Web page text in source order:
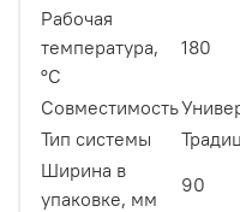
Рабочая
температура,
°C
180
Совместимость
Тип системы
Ширина в
упаковке, мм
90